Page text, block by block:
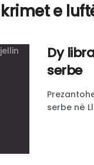
e
​Dy
serbe
serbe në